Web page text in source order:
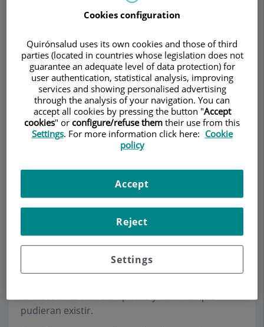
DescripciónServiciosEquipoContactoDatos de interés
Horario
Pedir cita
¿Qué es la colposcopia?
es el examen del cuello del útero
consistente en la visualización a través de una
lente de aumento. Con la lente se logra ampliar la
imagen que se obtiene del cuello del útero para
la vascularización del epitelio y lesiones que
pudieran existir.
Cookies configuration
Quirónsalud uses its own cookies and those of third
parties (located in countries whose legislation does not
guarantee an adequate level of data protection) for
user authentication, statistical analysis, improving
services and showing personalised advertising
through the analysis of your navigation. You can
accept all cookies by pressing the button "Accept
cookies" or configure/refuse them their use from this
Settings. For more information click here: Cookie
policy
Settings
Reject
Accept